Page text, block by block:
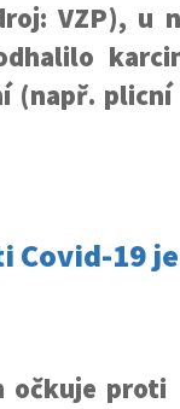
VZP), u
(např. plicní
Covid-19
očkuje proti